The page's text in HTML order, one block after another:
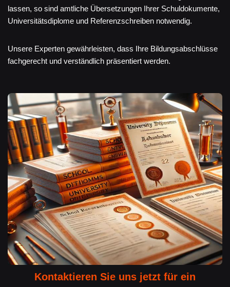
lassen, so sind amtliche Übersetzungen Ihrer Schuldokumente,
Universitätsdiplome und Referenzschreiben notwendig.
Unsere Experten gewährleisten, dass Ihre Bildungsabschlüsse
fachgerecht und verständlich präsentiert werden.
Kontaktieren Sie uns jetzt für ein